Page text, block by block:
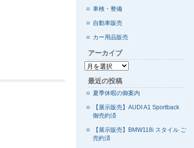
車検・整備
自動車販売
カー用品販売
アーカイブ
最近の投稿
夏季休暇の御案内
【展示販売】AUDI A1 Sportback
御売約済
【展示販売】BMW118i スタイル ご
売約済